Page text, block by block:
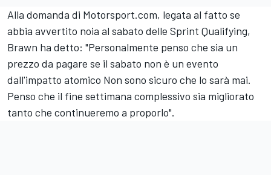
Alla domanda di Motorsport.com, legata al fatto se
abbia avvertito noia al sabato delle Sprint Qualifying,
Brawn ha detto: "Personalmente penso che sia un
prezzo da pagare se il sabato non è un evento
dall'impatto atomico Non sono sicuro che lo sarà mai.
Penso che il fine settimana complessivo sia migliorato
tanto che continueremo a proporlo".